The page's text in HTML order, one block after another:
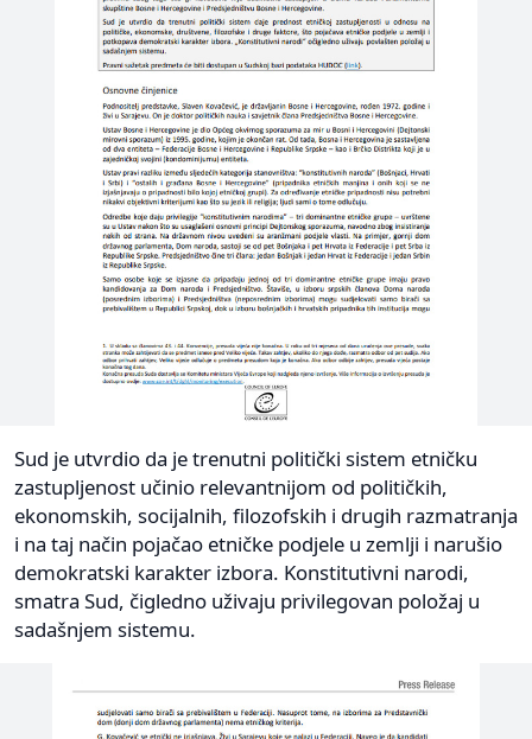
Sud je utvrdio da je trenutni politički sistem etničku
zastupljenost učinio relevantnijom od političkih,
ekonomskih, socijalnih, filozofskih i drugih razmatranja
i na taj način pojačao etničke podjele u zemlji i narušio
demokratski karakter izbora. Konstitutivni narodi,
smatra Sud, čigledno uživaju privilegovan položaj u
sadašnjem sistemu.